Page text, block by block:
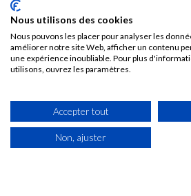
Porte de garage
sectionnelle motorisé
Renomatic H.2000 x
1 080 € TTC 1
Nous utilisons des cookies
Nous pouvons les placer pour analyser les
améliorer notre site Web, afficher un contenu
une expérience inoubliable. Pour plus
utilisons, ouvrez les paramètres.
Accepter tout
Non, ajuster